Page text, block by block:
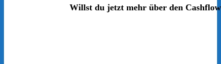
Willst du jetzt mehr über den